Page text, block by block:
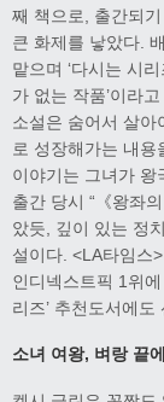
째 책으로, 출간되
큰 화제를 낳았다.
맡으며 ‘다시는 시
가 없는 작품’이라
소설은 숨어서 살아
로 성장해가는 내용
이야기는 그녀가 왕
출간 당시 “《왕좌
았듯, 깊이 있는 정
설이다. <LA타임스
인디넥스트픽 1위
리즈’ 추천도서에도
소녀 여왕, 벼랑 끝